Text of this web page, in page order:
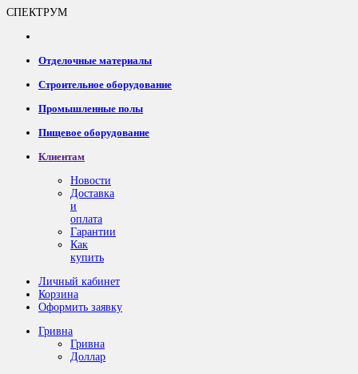
СПЕКТРУМ
Отделочные материалы
Строительное оборудование
Промышленные полы
Пищевое оборудование
Клиентам
Новости
Доставка
и
оплата
Гарантии
Как
купить
Личный кабинет
Корзина
Оформить заявку
Гривна
Гривна
Доллар